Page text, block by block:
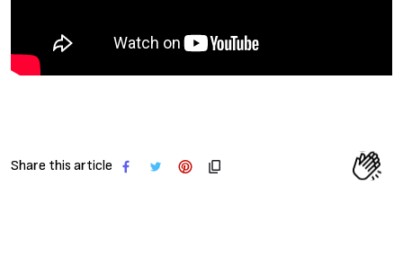
Share this article